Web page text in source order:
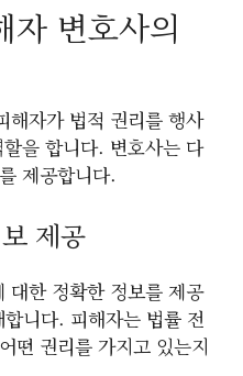
자 변호사의
해자가 법적 권리를 행사
을 합니다. 변호사는 다
제공합니다.
제공
대한 정확한 정보를 제공
니다. 피해자는 법률 전
떤 권리를 가지고 있는지